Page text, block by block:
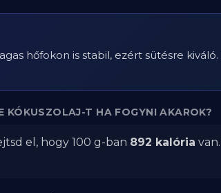
hőfokon is stabil, ezért sütésre
KÓKUSZOLAJ-T HA FOGYNI AKAROK?
el, hogy 100 g-ban 892 kalória